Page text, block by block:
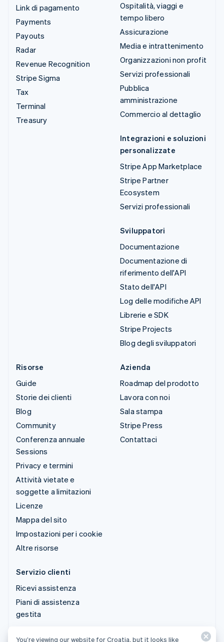
Link di pagamento
Payments
Payouts
Radar
Revenue Recognition
Stripe Sigma
Tax
Terminal
Treasury
Ospitalità, viaggi e
tempo libero
Assicurazione
Media e intrattenimento
Organizzazioni non profit
Servizi professionali
Pubblica
amministrazione
Commercio al dettaglio
Integrazioni e soluzioni
personalizzate
Stripe App Marketplace
Stripe Partner
Ecosystem
Servizi professionali
Sviluppatori
Documentazione
Documentazione di
riferimento dell'API
Stato dell'API
Log delle modifiche API
Librerie e SDK
Stripe Projects
Blog degli sviluppatori
Risorse
Guide
Storie dei clienti
Blog
Community
Conferenza annuale
Sessions
Privacy e termini
Attività vietate e
soggette a limitazioni
Licenze
Mappa del sito
Impostazioni per i cookie
Altre risorse
Azienda
Roadmap del prodotto
Lavora con noi
Sala stampa
Stripe Press
Contattaci
Servizio clienti
Ricevi assistenza
Piani di assistenza
gestita
You’re viewing our website for Croatia, but it looks like